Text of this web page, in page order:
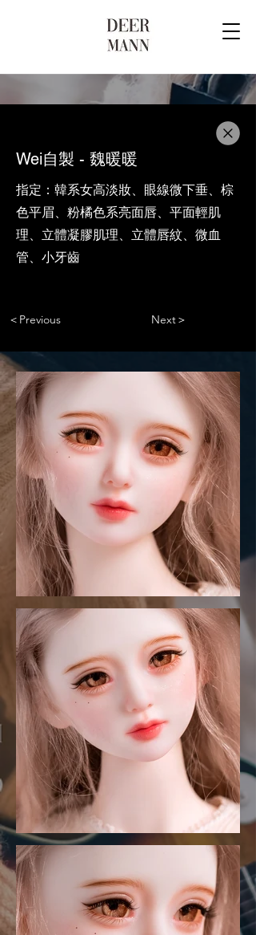
Wei自製 - 魏暖暖
指定：韓系女高淡妝、眼線微下垂、棕
色平眉、粉橘色系亮面唇、平面輕肌
理、立體凝膠肌理、立體唇紋、微血
管、小牙齒
＜Previous Next＞